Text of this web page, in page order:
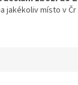
jakékoliv místo v Čr